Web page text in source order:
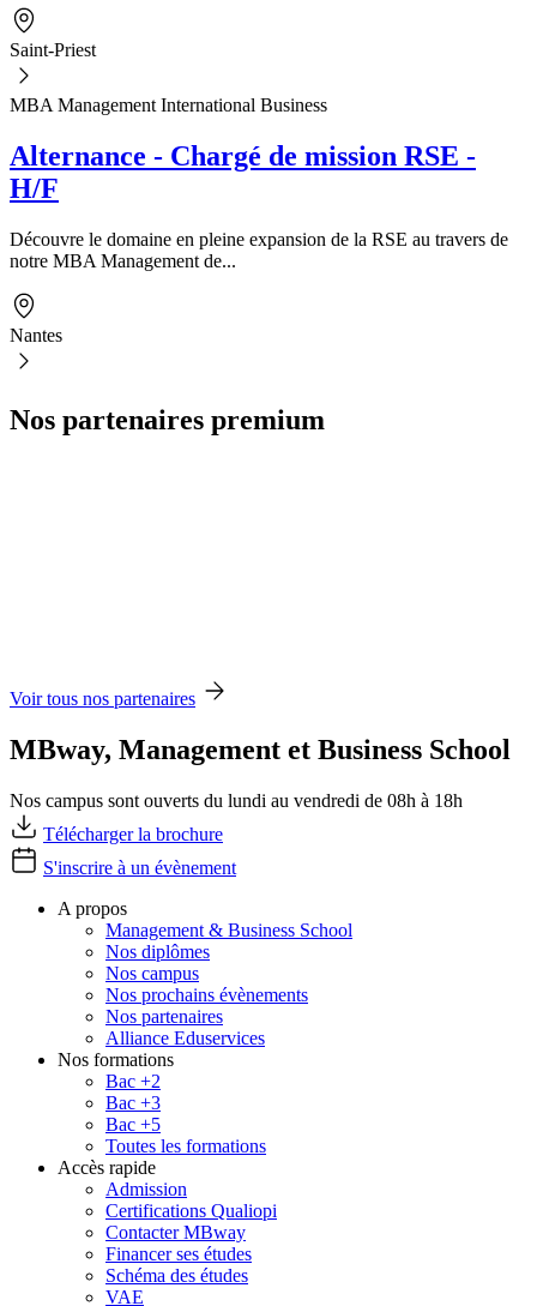
Saint-Priest
MBA Management International Business
Alternance - Chargé de mission RSE -
H/F
Découvre le domaine en pleine expansion de la RSE au travers de
notre MBA Management de...
Nantes
Nos partenaires premium
Voir tous nos partenaires
MBway, Management et Business School
Nos campus sont ouverts du lundi au vendredi de 08h à 18h
Télécharger la brochure
S'inscrire à un évènement
A propos
Management & Business School
Nos diplômes
Nos campus
Nos prochains évènements
Nos partenaires
Alliance Eduservices
Nos formations
Bac +2
Bac +3
Bac +5
Toutes les formations
Accès rapide
Admission
Certifications Qualiopi
Contacter MBway
Financer ses études
Schéma des études
VAE